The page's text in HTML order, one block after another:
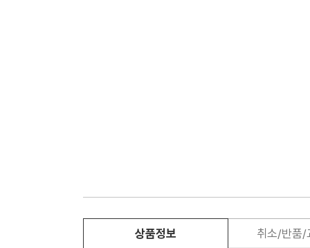
상품정보 취소/반품/